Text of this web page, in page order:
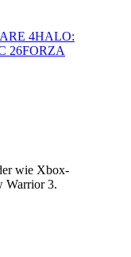
4HALO:
26FORZA
wie Xbox-
Warrior 3.